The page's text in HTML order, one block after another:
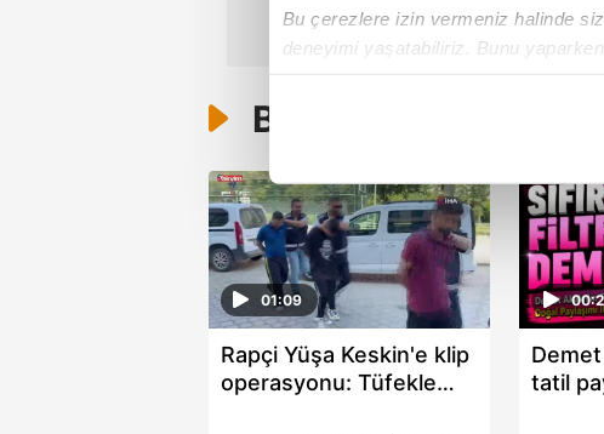
Bu çerezlere izin vermeniz halinde
deneyimi yaşatabiliriz. Bunu
Sizlere daha iyi bir hizmet
çerezler vasıtasıyla çeşitli kişisel
amacıyla kullanılmaktadır. Diğer
reklam/pazarlama faaliyetlerinin
Çerezlere ilişkin tercihlerinizi
butonuna tıklayabilir,
Çerez
Bunlar da Var
01:09
Rapçi Yüşa Keskin'e klip
operasyonu: Tüfekle
Demet
tatil